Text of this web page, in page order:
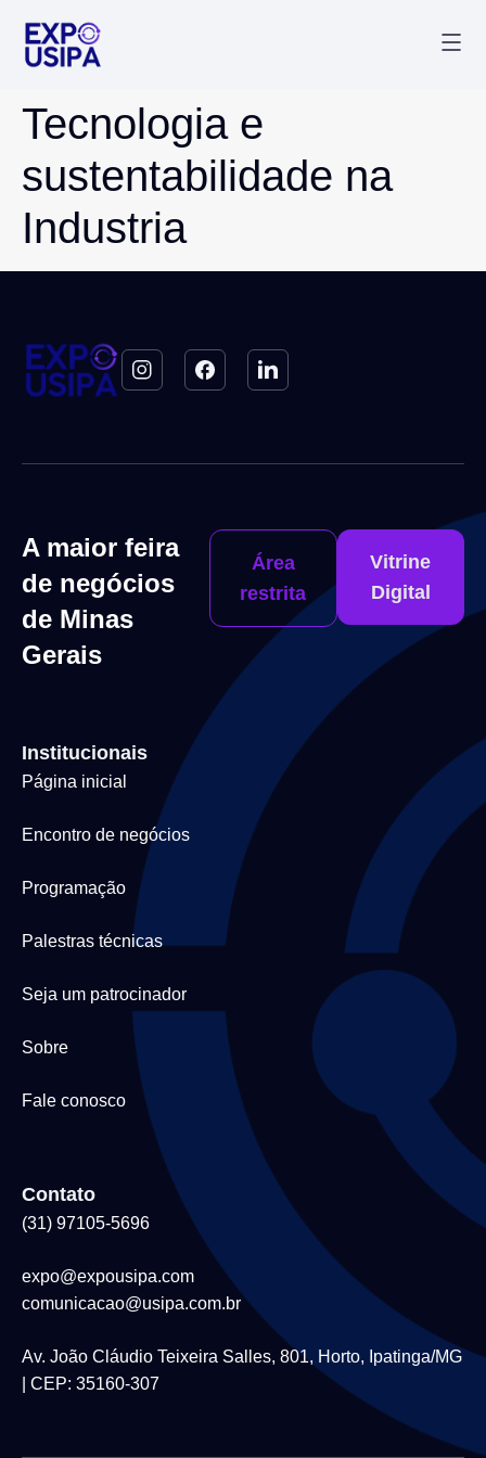
Tecnologia e
sustentabilidade na
Industria
A maior feira
de negócios
de Minas
Gerais
Área
restrita
Vitrine
Digital
Institucionais
Página inicial
Encontro de negócios
Programação
Palestras técnicas
Seja um patrocinador
Sobre
Fale conosco
Contato
(31) 97105-5696
expo@expousipa.com
comunicacao@usipa.com.br
Av. João Cláudio Teixeira Salles, 801, Horto, Ipatinga/MG
| CEP: 35160-307